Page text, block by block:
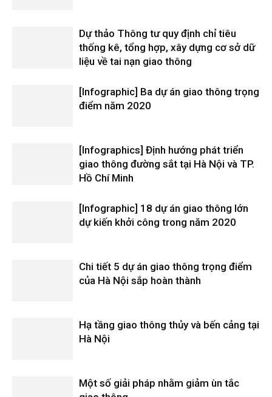
Dự thảo Thông tư quy định chỉ tiêu
thống kê, tổng hợp, xây dựng cơ sở dữ
liệu về tai nạn giao thông
[Infographic] Ba dự án giao thông trọng
điểm năm 2020
[Infographics] Định hướng phát triển
giao thông đường sắt tại Hà Nội và TP.
Hồ Chí Minh
[Infographic] 18 dự án giao thông lớn
dự kiến khởi công trong năm 2020
Chi tiết 5 dự án giao thông trọng điểm
của Hà Nội sắp hoàn thành
Hạ tầng giao thông thủy và bến cảng tại
Hà Nội
Một số giải pháp nhằm giảm ùn tắc